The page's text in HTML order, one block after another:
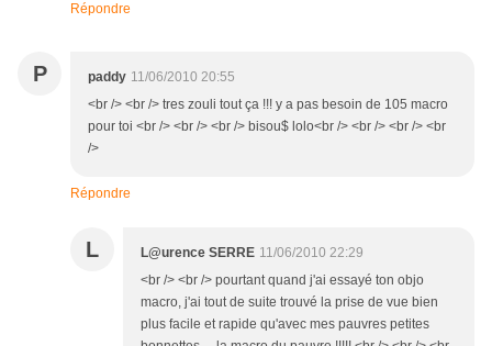
Répondre
P paddy 11/06/2010 20:55
<br /> <br /> tres zouli tout ça !!! y a pas besoin de 105 macro
pour toi <br /> <br /> <br /> bisou$ lolo<br /> <br /> <br /> <br
/>
Répondre
L L@urence SERRE 11/06/2010 22:29
<br /> <br /> pourtant quand j'ai essayé ton objo
macro, j'ai tout de suite trouvé la prise de vue bien
plus facile et rapide qu'avec mes pauvres petites